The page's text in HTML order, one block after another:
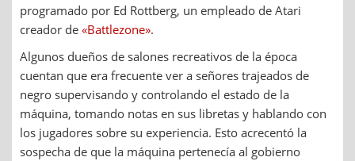
programado por Ed Rottberg, un empleado de Atari
creador de «Battlezone».
Algunos dueños de salones recreativos de la época
cuentan que era frecuente ver a señores trajeados de
negro supervisando y controlando el estado de la
máquina, tomando notas en sus libretas y hablando con
los jugadores sobre su experiencia. Esto acrecentó la
sospecha de que la máquina pertenecía al gobierno